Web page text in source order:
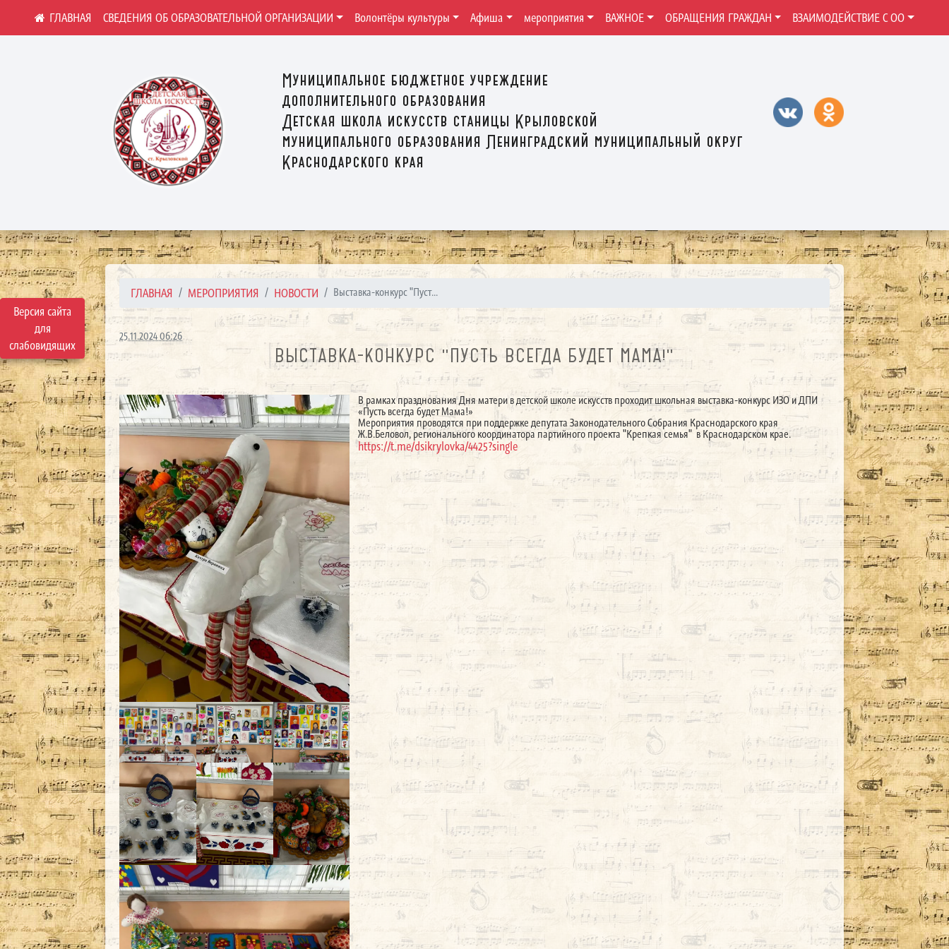
Версия сайта
для
слабовидящих
Муниципальное бюджетное учреждение
дополнительного образования
Детская школа искусств станицы Крыловской
муниципального образования Ленинградский муниципальный округ
Краснодарского края
СВЕДЕНИЯ ОБ ОБРАЗОВАТЕЛЬНОЙ ОРГАНИЗАЦИИ Волонтёры культуры Афиша мероприятия ВАЖНОЕ ОБРАЩЕНИЯ ГРАЖДАН ВЗАИМОДЕЙСТВИЕ С ОО
ГЛАВНАЯ МЕРОПРИЯТИЯ НОВОСТИ Выставка-конкурс "Пуст...
25.11.2024 06:26
ВЫСТАВКА-КОНКУРС "ПУСТЬ ВСЕГДА БУДЕТ МАМА!"
В рамках празднования Дня матери в детской школе искусств проходит школьная выставка-конкурс ИЗО и ДПИ
«Пусть всегда будет Мама!»
Мероприятия проводятся при поддержке депутата Законодательного Собрания Краснодарского края
Ж.В.Беловол, регионального координатора партийного проекта "Крепкая семья" в Краснодарском крае.
https://t.me/dsikrylovka/4425?single